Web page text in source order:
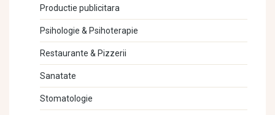
Productie publicitara
Psihologie & Psihoterapie
Restaurante & Pizzerii
Sanatate
Stomatologie